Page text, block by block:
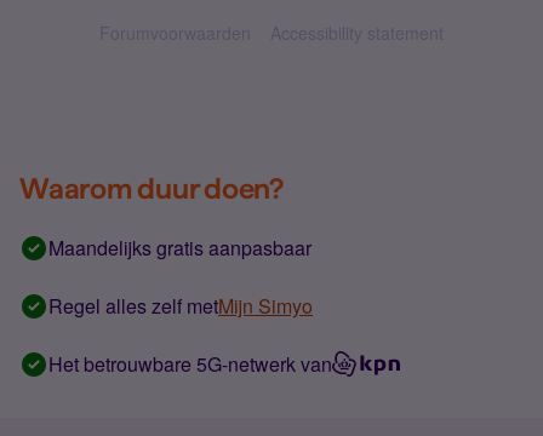
Forumvoorwaarden Accessibility statement
Waarom duur doen?
Maandelijks gratis aanpasbaar
Regel alles zelf metMijn Simyo
Het betrouwbare 5G-netwerk van